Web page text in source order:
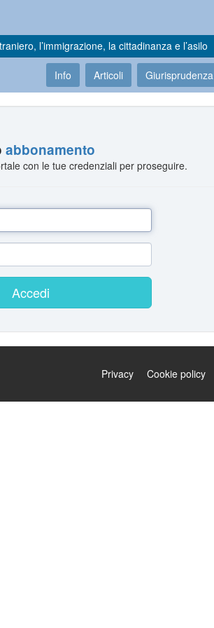
l’immigrazione, la cittadinanza e l’asilo
Info Articoli Giurisprudenza
abbonamento
con le tue credenziali per proseguire.
Accedi
Privacy Cookie policy